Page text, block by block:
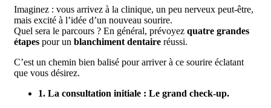
Imaginez : vous arrivez à la clinique, un peu nerveux peut-être,
mais excité à l’idée d’un nouveau sourire.
Quel sera le parcours ? En général, prévoyez quatre grandes
étapes pour un blanchiment dentaire réussi.
C’est un chemin bien balisé pour arriver à ce sourire éclatant
que vous désirez.
1. La consultation initiale : Le grand check-up.